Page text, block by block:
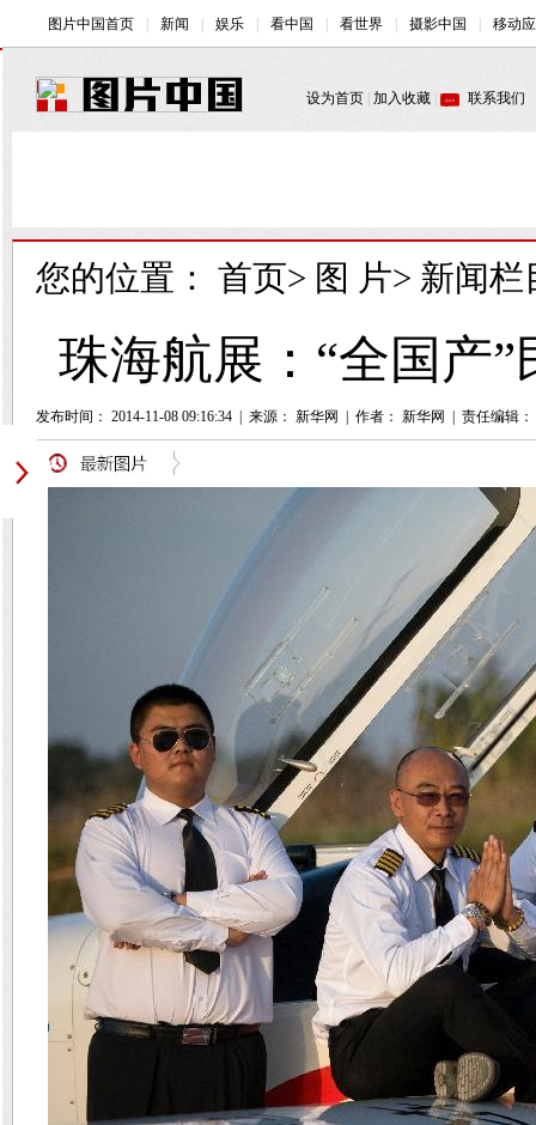
您的位置： 首页> 图 片> 新闻栏
珠海航展：“全国产
发布时间： 2014-11-08 09:16:34 来源： 新华网 作者： 新华网 责任编辑